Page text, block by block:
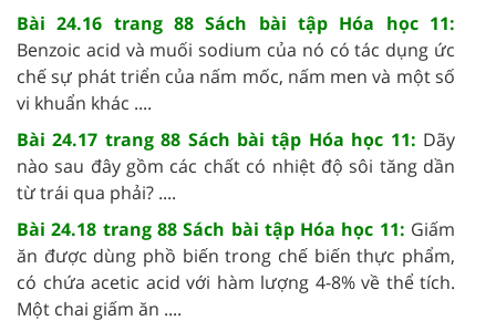
Bài 24.16 trang 88 Sách bài tập Hóa học 11:
Benzoic acid và muối sodium của nó có tác dụng ức
chế sự phát triển của nấm mốc, nấm men và một số
vi khuẩn khác ....
Bài 24.17 trang 88 Sách bài tập Hóa học 11: Dãy
nào sau đây gồm các chất có nhiệt độ sôi tăng dần
từ trái qua phải? ....
Bài 24.18 trang 88 Sách bài tập Hóa học 11: Giấm
ăn được dùng phồ biến trong chế biến thực phẩm,
có chứa acetic acid với hàm lượng 4-8% về thể tích.
Một chai giấm ăn ....